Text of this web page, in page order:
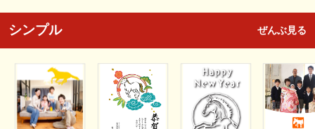
シンプル ぜんぶ見る